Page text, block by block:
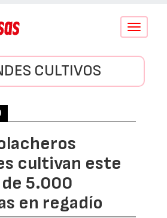
Conmutar
CULTIVOS
cultivan este
5.000
en regadío